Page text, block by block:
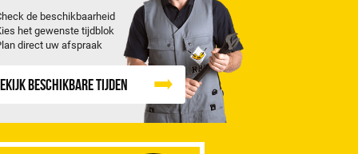
de beschikbaarheid
het gewenste tijdblok
direct uw afspraak
beschikbare tijden